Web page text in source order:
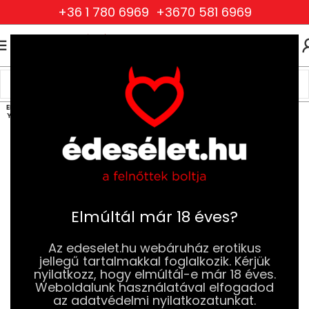
Elmúltál már 18 éves?
Az edeselet.hu webáruház erotikus
jellegű tartalmakkal foglalkozik. Kérjük
nyilatkozz, hogy elmúltál-e már 18 éves.
Weboldalunk használatával elfogadod
az adatvédelmi nyilatkozatunkat.
+36 1 780 6969 +3670 581 6969
Bilincsek és Kötelek
ELFOG
YOTT